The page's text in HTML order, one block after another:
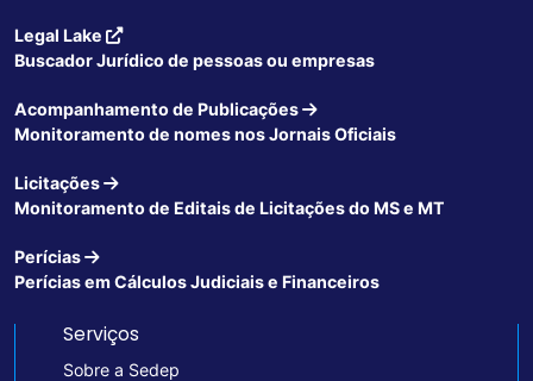
Legal Lake
Buscador Jurídico de pessoas ou empresas
Acompanhamento de Publicações
Monitoramento de nomes nos Jornais Oficiais
Licitações
Monitoramento de Editais de Licitações do MS e MT
Perícias
Perícias em Cálculos Judiciais e Financeiros
Serviços
Sobre a Sedep